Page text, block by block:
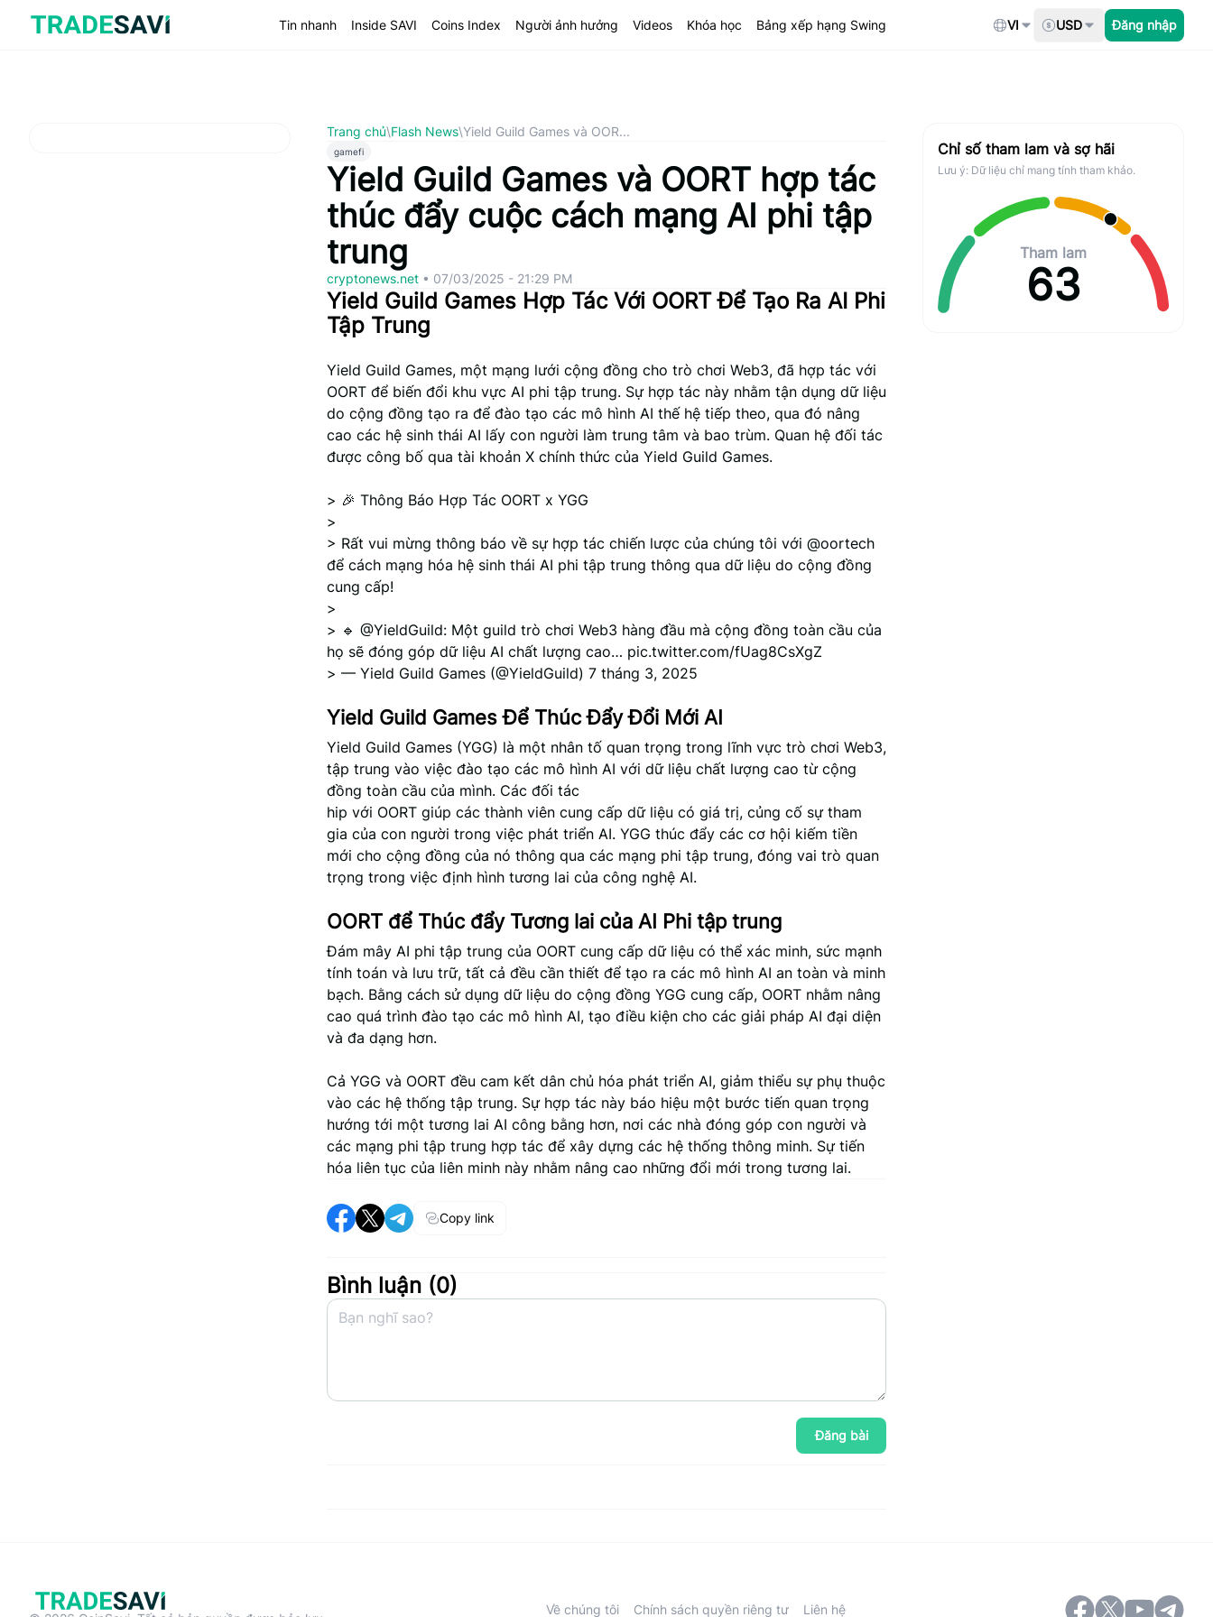
Tin nhanh Inside SAVI Coins Index Người ảnh hưởng Videos Khóa học Bảng xếp hạng Swing VI USD Đăng nhập
Trang chủ\Flash News\Yield Guild Games và OOR...
gamefi
Yield Guild Games và OORT hợp tác
thúc đẩy cuộc cách mạng AI phi tập
trung
cryptonews.net • 07/03/2025 - 21:29 PM
Yield Guild Games Hợp Tác Với OORT Để Tạo Ra AI Phi
Tập Trung
Yield Guild Games, một mạng lưới cộng đồng cho trò chơi Web3, đã hợp tác với
OORT để biến đổi khu vực AI phi tập trung. Sự hợp tác này nhằm tận dụng dữ liệu
do cộng đồng tạo ra để đào tạo các mô hình AI thế hệ tiếp theo, qua đó nâng
cao các hệ sinh thái AI lấy con người làm trung tâm và bao trùm. Quan hệ đối tác
được công bố qua tài khoản X chính thức của Yield Guild Games.
> 🎉 Thông Báo Hợp Tác OORT x YGG
>
> Rất vui mừng thông báo về sự hợp tác chiến lược của chúng tôi với @oortech
để cách mạng hóa hệ sinh thái AI phi tập trung thông qua dữ liệu do cộng đồng
cung cấp!
>
> 🔹 @YieldGuild: Một guild trò chơi Web3 hàng đầu mà cộng đồng toàn cầu của
họ sẽ đóng góp dữ liệu AI chất lượng cao… pic.twitter.com/fUag8CsXgZ
> — Yield Guild Games (@YieldGuild) 7 tháng 3, 2025
Yield Guild Games Để Thúc Đẩy Đổi Mới AI
Yield Guild Games (YGG) là một nhân tố quan trọng trong lĩnh vực trò chơi Web3,
tập trung vào việc đào tạo các mô hình AI với dữ liệu chất lượng cao từ cộng
đồng toàn cầu của mình. Các đối tác
hip với OORT giúp các thành viên cung cấp dữ liệu có giá trị, củng cố sự tham
gia của con người trong việc phát triển AI. YGG thúc đẩy các cơ hội kiếm tiền
mới cho cộng đồng của nó thông qua các mạng phi tập trung, đóng vai trò quan
trọng trong việc định hình tương lai của công nghệ AI.
OORT để Thúc đẩy Tương lai của AI Phi tập trung
Đám mây AI phi tập trung của OORT cung cấp dữ liệu có thể xác minh, sức mạnh
tính toán và lưu trữ, tất cả đều cần thiết để tạo ra các mô hình AI an toàn và minh
bạch. Bằng cách sử dụng dữ liệu do cộng đồng YGG cung cấp, OORT nhằm nâng
cao quá trình đào tạo các mô hình AI, tạo điều kiện cho các giải pháp AI đại diện
và đa dạng hơn.
Cả YGG và OORT đều cam kết dân chủ hóa phát triển AI, giảm thiểu sự phụ thuộc
vào các hệ thống tập trung. Sự hợp tác này báo hiệu một bước tiến quan trọng
hướng tới một tương lai AI công bằng hơn, nơi các nhà đóng góp con người và
các mạng phi tập trung hợp tác để xây dựng các hệ thống thông minh. Sự tiến
hóa liên tục của liên minh này nhằm nâng cao những đổi mới trong tương lai.
Copy link
Bình luận (0)
Đăng bài
Chỉ số tham lam và sợ hãi
Lưu ý: Dữ liệu chỉ mang tính tham khảo.
Tham lam
63
Về chúng tôi Chính sách quyền riêng tư Liên hệ